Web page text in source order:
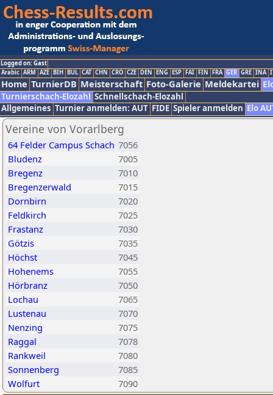
Logged on: Gast
Arabic ARM AZE BIH BUL CAT CHN CRO CZE DEN ENG ESP FAI FIN FRA GER GRE INA
Home TurnierDB Meisterschaft Foto-Galerie Meldekartei
Turnierschach-Elozahl Schnellschach-Elozahl
Allgemeines Turnier anmelden: AUT FIDE Spieler anmelden Elo
Vereine von Vorarlberg
64 Felder Campus Schach 7056
Bludenz
7005
Bregenz
7010
Bregenzerwald
7015
Dornbirn
7020
Feldkirch
7025
Frastanz
7030
Götzis
7035
Höchst
7045
Hohenems
7055
Hörbranz
7050
Lochau
7065
Lustenau
7070
Nenzing
7075
Raggal
7078
Rankweil
7080
Sonnenberg
7085
Wolfurt
7090